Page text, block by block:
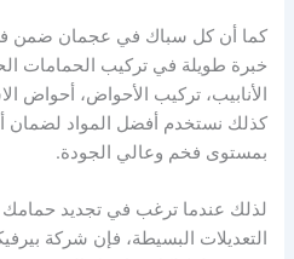
كما أن كل سباك في عجمان ضمن
خبرة طويلة في تركيب الحمامات
الأنابيب، تركيب الأحواض، أحواض
كذلك نستخدم أفضل المواد لضمان
بمستوى فخم وعالي الجودة.
لذلك عندما ترغب في تجديد حمامك
التعديلات البسيطة، فإن شركة